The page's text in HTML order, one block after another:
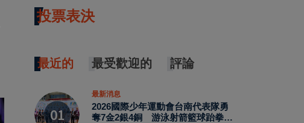
投票表決
最近的 最受歡迎的 評論
最新消息
2026國際少年運動會台南代表隊勇
奪7金2銀4銅 游泳射箭籃球跆拳道